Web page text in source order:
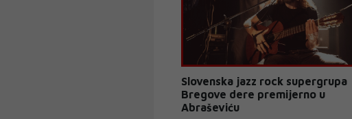
Slovenska jazz rock supergrupa
Bregove dere premijerno u
Abraševiću